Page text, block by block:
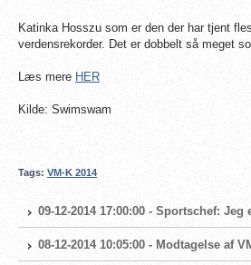
Katinka Hosszu som er den der har tjent
verdensrekorder. Det er dobbelt så meget
Læs mere HER
Kilde: Swimswam
Tags: VM-K 2014
09-12-2014 17:00:00 - Sportschef:
08-12-2014 10:05:00 - Modtagelse af